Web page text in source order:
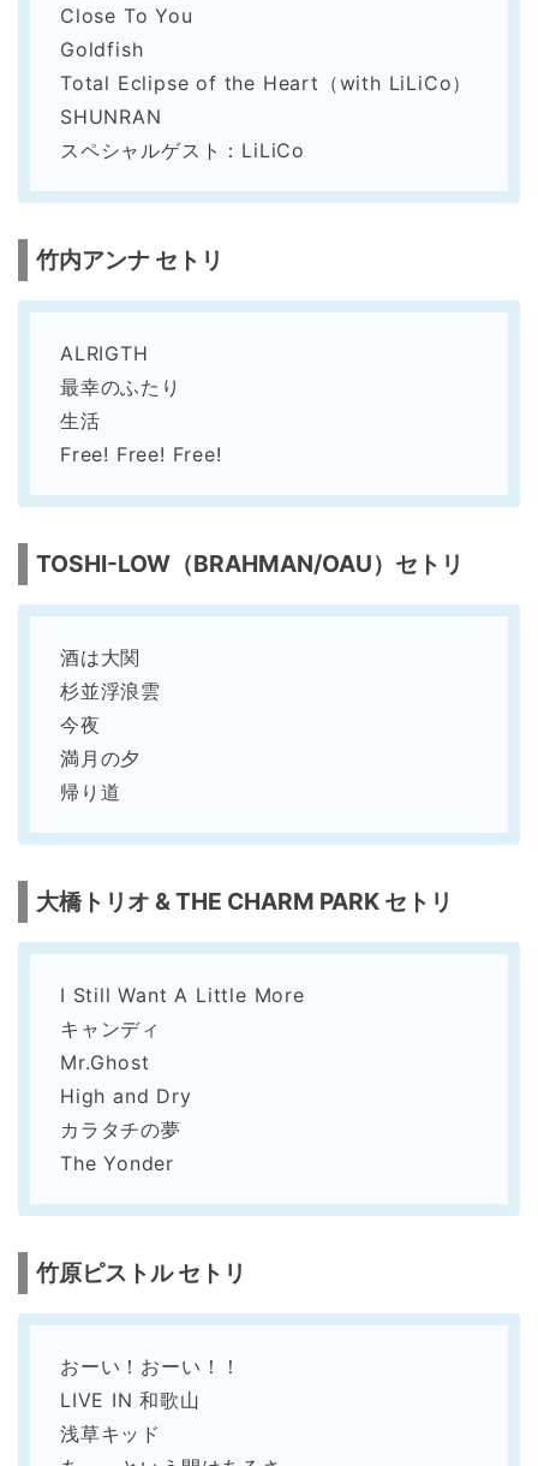
Close To You
Goldfish
Total Eclipse of the Heart（with LiLiCo）
SHUNRAN
スペシャルゲスト：LiLiCo
竹内アンナ セトリ
ALRIGTH
最幸のふたり
生活
Free! Free! Free!
TOSHI-LOW（BRAHMAN/OAU）セトリ
酒は大関
杉並浮浪雲
今夜
満月の夕
帰り道
大橋トリオ & THE CHARM PARK セトリ
I Still Want A Little More
キャンディ
Mr.Ghost
High and Dry
カラタチの夢
The Yonder
竹原ピストル セトリ
おーい！おーい！！
LIVE IN 和歌山
浅草キッド